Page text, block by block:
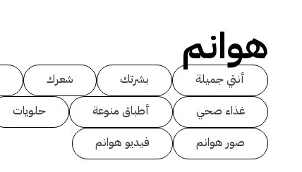
هوانم
أنتي جميلة بشرتك شعرك
غذاء صحي
أطباق منوعة حلويات
صور هوانم
فيديو هوانم